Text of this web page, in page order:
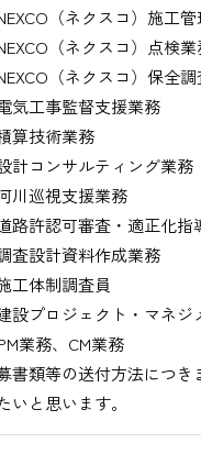
（ネクスコ）施工管
（ネクスコ）点検業
（ネクスコ）保全調
気工事監督支援業務
算技術業務
計コンサルティング業務
川巡視支援業務
路許認可審査・適正化指
査設計資料作成業務
工体制調査員
設プロジェクト・マネジ
業務、CM業務
書類等の送付方法につき
いと思います。